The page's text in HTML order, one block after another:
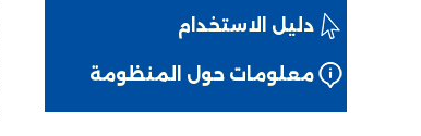
دليل الاستخدام
معلومات حول المنظومة